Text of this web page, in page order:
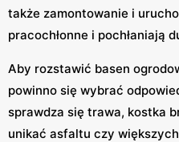
także zamontowanie i
pracochłonne i pochłaniają
Aby rozstawić basen
powinno się wybrać
sprawdza się trawa, kostka
unikać asfaltu czy